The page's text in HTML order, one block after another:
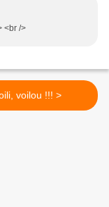
<br />
Voili, voilou !!! >